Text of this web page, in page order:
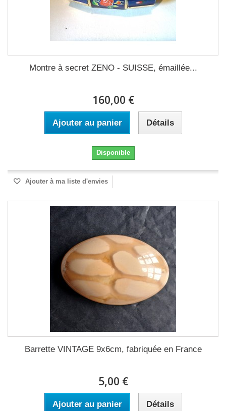
Montre à secret ZENO - SUISSE, émaillée...
160,00 €
Ajouter au panier Détails
Disponible
Ajouter à ma liste d'envies
Barrette VINTAGE 9x6cm, fabriquée en France
5,00 €
Ajouter au panier Détails